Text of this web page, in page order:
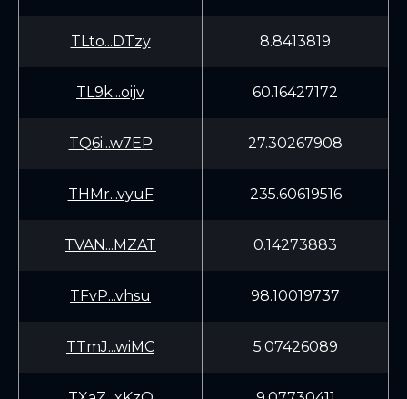
TLto...DTzy 8.8413819
TL9k...oijv 60.16427172
TQ6i...w7EP 27.30267908
THMr...vyuF 235.60619516
TVAN...MZAT 0.14273883
TFvP...vhsu 98.10019737
TTmJ...wiMC 5.07426089